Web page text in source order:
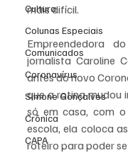
Cultura
Colunas Especiais
Comunicados
Coronavírus
Simone Gonçalves
Crônica
CAPA
mais difícil.
Empreendedora
jornalista Caroline
antes do novo
que a rotina mudou
só em casa, com
escola, ela coloca
roteiro para poder